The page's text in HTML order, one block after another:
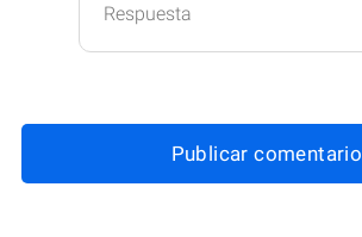
Respuesta
Publicar comentario